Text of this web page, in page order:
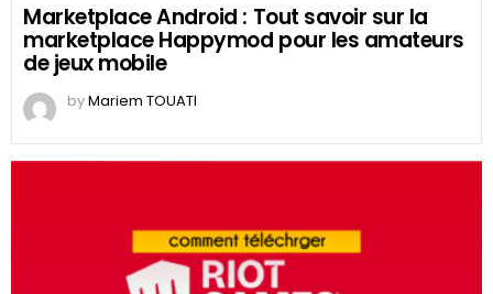
Marketplace Android : Tout savoir sur la
marketplace Happymod pour les amateurs
de jeux mobile
byMariem TOUATI